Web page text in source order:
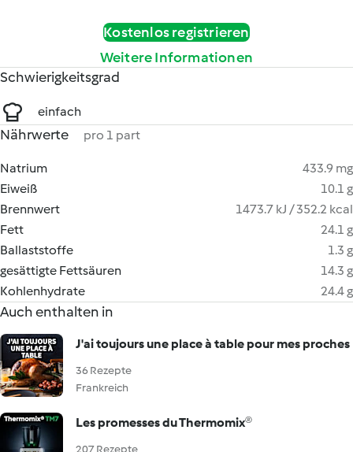
Kostenlos registrieren
Weitere Informationen
Schwierigkeitsgrad
einfach
Nährwerte pro 1 part
Natrium
433.9 mg
Eiweiß
10.1 g
Brennwert
1473.7 kJ / 352.2 kcal
Fett
24.1 g
Ballaststoffe
1.3 g
gesättigte Fettsäuren
14.3 g
Kohlenhydrate
24.4 g
Auch enthalten in
J'ai toujours une place à table pour mes proches
36 Rezepte
Frankreich
Les promesses du Thermomix®
207 Rezepte